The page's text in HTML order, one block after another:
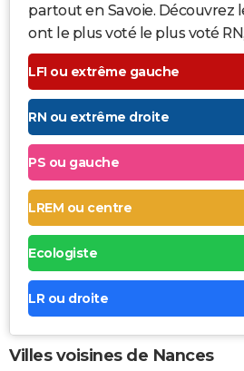
partout en Savoie. Découvrez
ont le plus voté le plus voté RN,
LFI ou extrême gauche
RN ou extrême droite
PS ou gauche
LREM ou centre
Ecologiste
LR ou droite
Villes voisines de Nances